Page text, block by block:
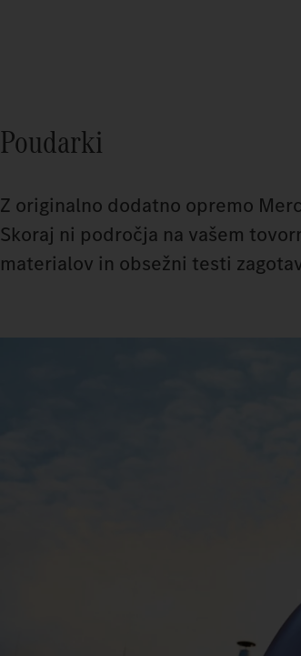
Poudarki
Z originalno dodatno opremo
Skoraj ni področja na vašem
materialov in obsežni testi